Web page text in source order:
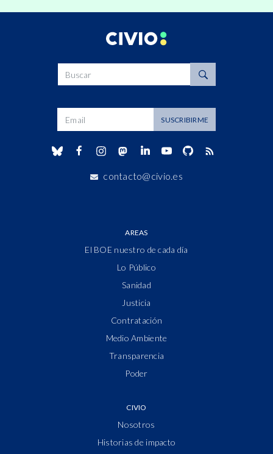
SUSCRIBIRME
contacto@civio.es
AREAS
El BOE nuestro de cada día
Lo Público
Sanidad
Justicia
Contratación
Medio Ambiente
Transparencia
Poder
CIVIO
Nosotros
Historias de impacto